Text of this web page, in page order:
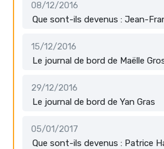
08/12/2016
Que sont-ils devenus : Jean-
15/12/2016
Le journal de bord de Maëlle
29/12/2016
Le journal de bord de Yan Gras
05/01/2017
Que sont-ils devenus : Patrice